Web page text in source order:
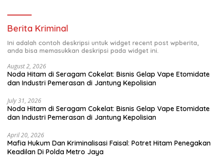
Berita Kriminal
Ini adalah contoh deskripsi untuk widget recent post wpberita,
anda bisa memasukkan deskripsi pada widget ini.
August 2, 2026
Noda Hitam di Seragam Cokelat: Bisnis Gelap Vape Etomidate
dan Industri Pemerasan di Jantung Kepolisian
July 31, 2026
Noda Hitam di Seragam Cokelat: Bisnis Gelap Vape Etomidate
dan Industri Pemerasan di Jantung Kepolisian
April 20, 2026
Mafia Hukum Dan Kriminalisasi Faisal: Potret Hitam Penegakan
Keadilan Di Polda Metro Jaya